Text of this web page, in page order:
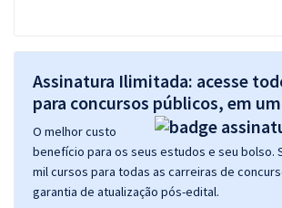
Assinatura Ilimitada: acesse
para concursos públicos, em
O melhor custo
benefício para os seus estudos e seu bolso.
mil cursos para todas as carreiras de
garantia de atualização pós-edital.